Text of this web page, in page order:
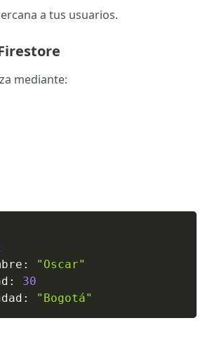
a tus usuarios.
mediante:
:
"Oscar"
:
30
: "Bogotá"